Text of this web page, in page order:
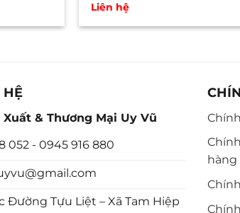
Được
hạng
Liên hệ
HỆ
Xuất & Thương Mại Uy Vũ
052 - 0945 916 880
Đường Tựu Liệt – Xã Tam Hiệp
hàng